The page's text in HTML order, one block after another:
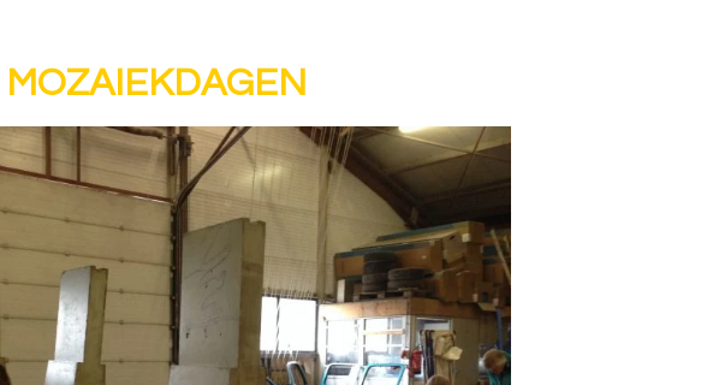
MOZAIEKDAGEN